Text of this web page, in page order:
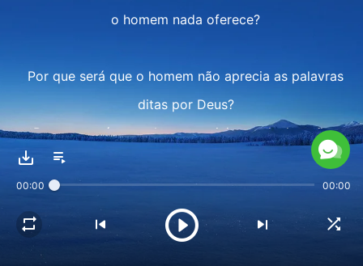
o homem nada oferece?
Por que será que o homem não aprecia as palavras
ditas por Deus?
Por que será que o homem rejeita as declarações
Deus não condena; Ele só quer que se acalmem
e que façam uma autorreflexão.
II
00:00 00:00